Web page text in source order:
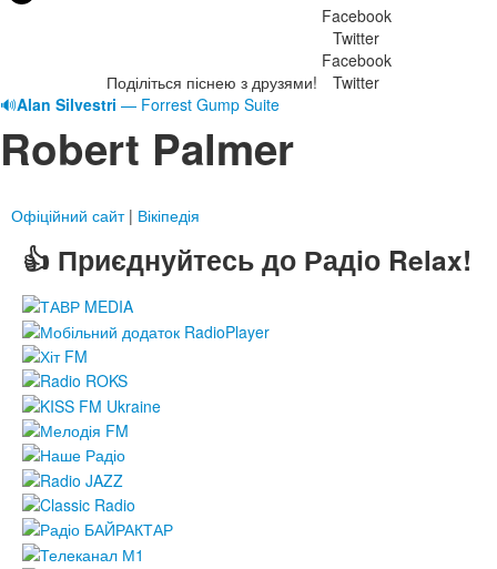
Поділіться піснею з друзями!
Facebook
Twitter
Facebook
Twitter
🔊Alan Silvestri — Forrest Gump Suite
Robert Palmer
Офіційний сайт| Вікіпедія
👍 Приєднуйтесь до Радіо Relax!